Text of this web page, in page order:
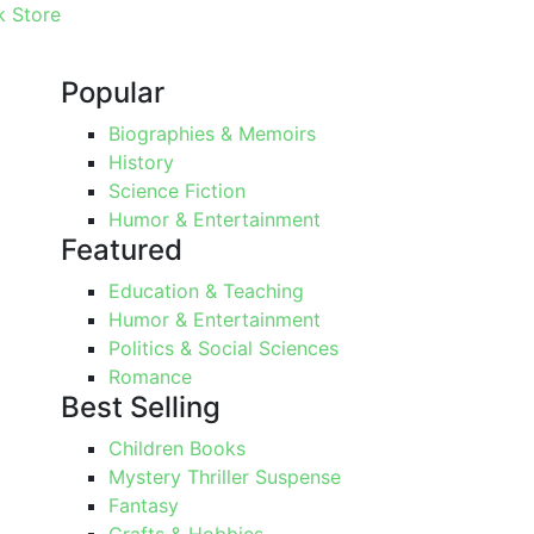
Store
Popular
Biographies & Memoirs
History
Science Fiction
Humor & Entertainment
Featured
Education & Teaching
Humor & Entertainment
Politics & Social Sciences
Romance
Best Selling
Children Books
Mystery Thriller Suspense
Fantasy